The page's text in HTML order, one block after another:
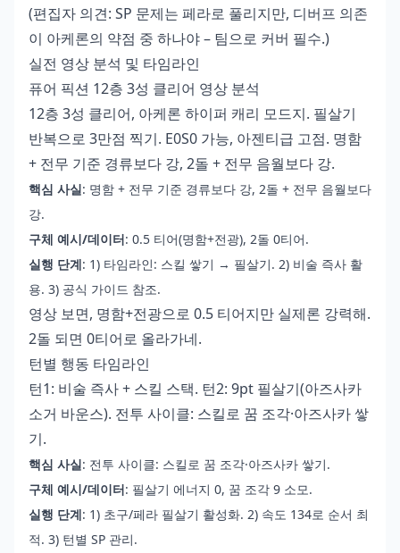
(편집자 의견: SP 문제는 페라로 풀리지만, 디버프 의존
이 아케론의 약점 중 하나야 – 팀으로 커버 필수.)
실전 영상 분석 및 타임라인
퓨어 픽션 12층 3성 클리어 영상 분석
12층 3성 클리어, 아케론 하이퍼 캐리 모드지. 필살기
반복으로 3만점 찍기. E0S0 가능, 아젠티급 고점. 명함
+ 전무 기준 경류보다 강, 2돌 + 전무 음월보다 강.
핵심 사실: 명함 + 전무 기준 경류보다 강, 2돌 + 전무 음월보다
강.
구체 예시/데이터: 0.5 티어(명함+전광), 2돌 0티어.
실행 단계: 1) 타임라인: 스킬 쌓기 → 필살기. 2) 비술 즉사 활
용. 3) 공식 가이드 참조.
영상 보면, 명함+전광으로 0.5 티어지만 실제론 강력해.
2돌 되면 0티어로 올라가네.
턴별 행동 타임라인
턴1: 비술 즉사 + 스킬 스택. 턴2: 9pt 필살기(아즈사카
소거 바운스). 전투 사이클: 스킬로 꿈 조각·아즈사카 쌓
기.
핵심 사실: 전투 사이클: 스킬로 꿈 조각·아즈사카 쌓기.
구체 예시/데이터: 필살기 에너지 0, 꿈 조각 9 소모.
실행 단계: 1) 초구/페라 필살기 활성화. 2) 속도 134로 순서 최
적. 3) 턴별 SP 관리.